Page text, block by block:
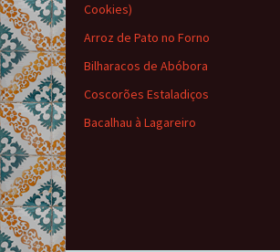
Cookies)
Arroz de Pato no Forno
Bilharacos de Abóbora
Coscorões Estaladiços
Bacalhau à Lagareiro